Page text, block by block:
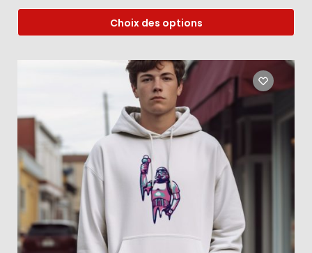
Choix des options